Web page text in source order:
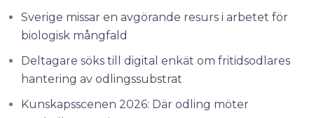
Sverige missar en avgörande resurs i arbetet för
biologisk mångfald
Deltagare söks till digital enkät om fritidsodlares
hantering av odlingssubstrat
Kunskapsscenen 2026: Där odling möter